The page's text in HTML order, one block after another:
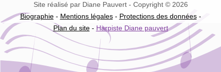
Site réalisé par Diane Pauvert - Copyright © 2026
Biographie- Mentions légales- Protections des données-
Plan du site- Harpiste Diane pauvert